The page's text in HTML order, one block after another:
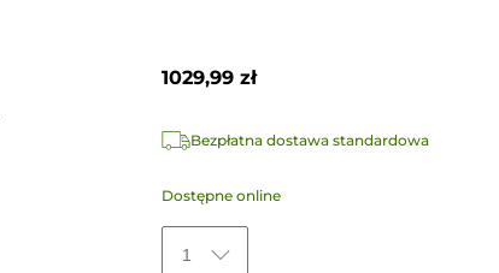
1029,99 zł
Bezpłatna dostawa standardowa
Dostępne online
1